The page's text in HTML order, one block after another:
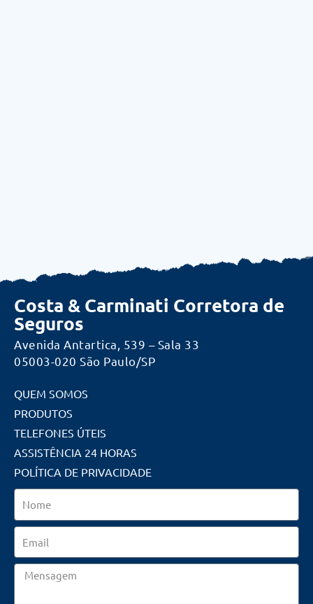
Costa & Carminati Corretora de
Seguros
Avenida Antartica, 539 – Sala 33
05003-020 São Paulo/SP
QUEM SOMOS
PRODUTOS
TELEFONES ÚTEIS
ASSISTÊNCIA 24 HORAS
POLÍTICA DE PRIVACIDADE
Mensagem